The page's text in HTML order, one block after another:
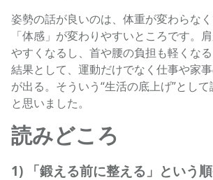
姿勢の話が良いのは、体重が変わらな
「体感」が変わりやすいところです。
やすくなるし、首や腰の負担も軽くなる
結果として、運動だけでなく仕事や家
が出る。そういう“生活の底上げ”とし
と思いました。
読みどころ
1) 「鍛える前に整える」という